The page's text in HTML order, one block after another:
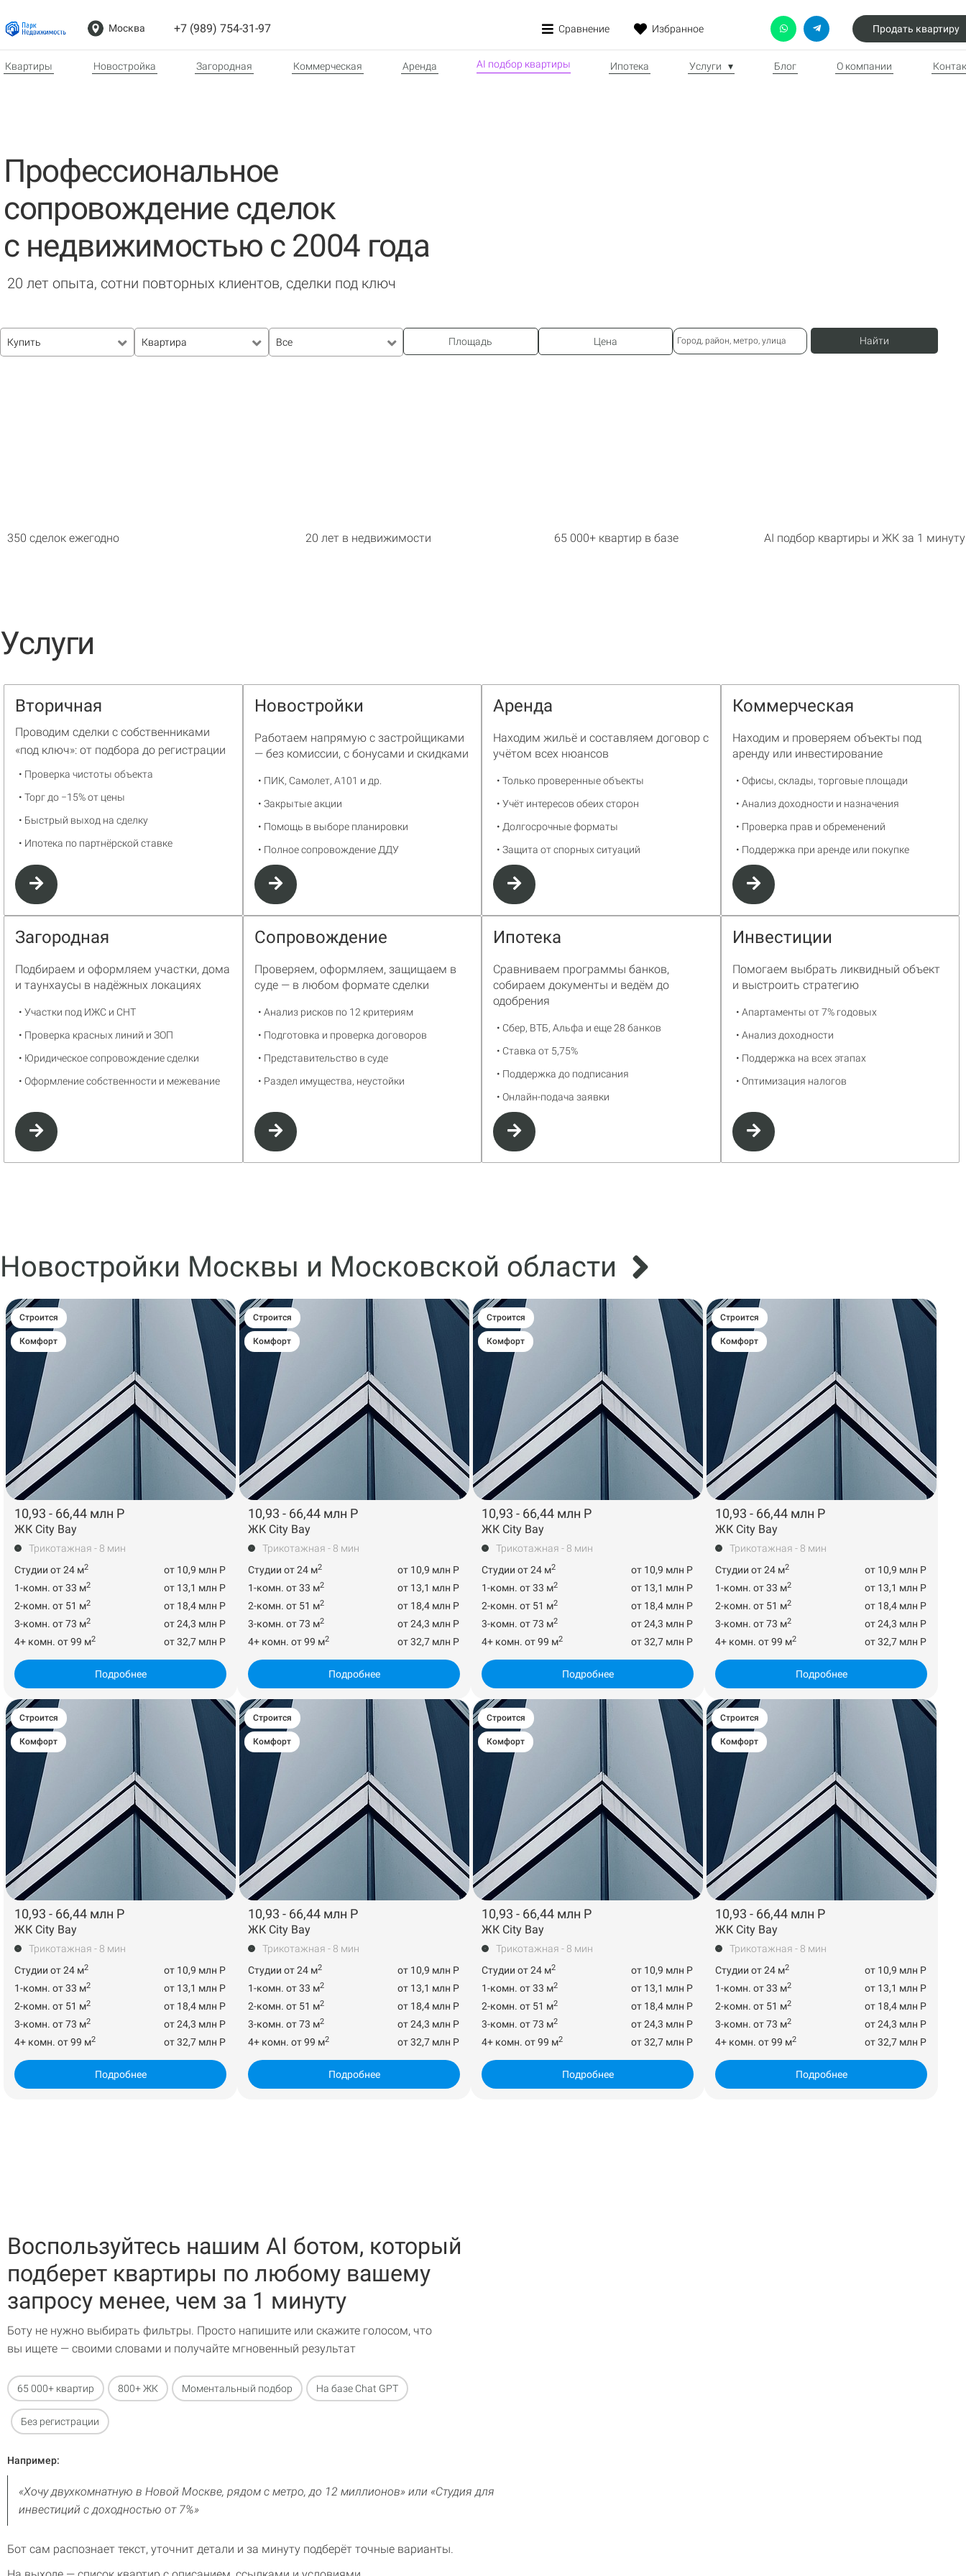
Москва +7 (989) 754-31-97 Сравнение Избранное Продать квартиру
Квартиры Новостройка Загородная Коммерческая Аренда AI подбор квартиры Ипотека Услуги ▾ Блог О компании
Профессиональное
сопровождение сделок
с недвижимостью с 2004 года
20 лет опыта, сотни повторных клиентов, сделки под ключ
Купить Квартира Все Площадь Цена Город, район, метро, улица Найти
350 сделок ежегодно 20 лет в недвижимости 65 000+ квартир в базе AI подбор квартиры и ЖК за 1 минуту
Услуги
Вторичная
Проводим сделки с собственниками
«под ключ»: от подбора до регистрации
• Проверка чистоты объекта
• Торг до −15% от цены
• Быстрый выход на сделку
• Ипотека по партнёрской ставке
Новостройки
Работаем напрямую с застройщиками
— без комиссии, с бонусами и скидками
• ПИК, Самолет, А101 и др.
• Закрытые акции
• Помощь в выборе планировки
• Полное сопровождение ДДУ
Аренда
Находим жильё и составляем договор с
учётом всех нюансов
• Только проверенные объекты
• Учёт интересов обеих сторон
• Долгосрочные форматы
• Защита от спорных ситуаций
Коммерческая
Находим и проверяем объекты под
аренду или инвестирование
• Офисы, склады, торговые площади
• Анализ доходности и назначения
• Проверка прав и обременений
• Поддержка при аренде или покупке
Загородная
Подбираем и оформляем участки, дома
и таунхаусы в надёжных локациях
• Участки под ИЖС и СНТ
• Проверка красных линий и ЗОП
• Юридическое сопровождение сделки
• Оформление собственности и межевание
Сопровождение
Проверяем, оформляем, защищаем в
суде — в любом формате сделки
• Анализ рисков по 12 критериям
• Подготовка и проверка договоров
• Представительство в суде
• Раздел имущества, неустойки
Ипотека
Сравниваем программы банков,
собираем документы и ведём до
одобрения
• Сбер, ВТБ, Альфа и еще 28 банков
• Ставка от 5,75%
• Поддержка до подписания
• Онлайн-подача заявки
Инвестиции
Помогаем выбрать ликвидный объект
и выстроить стратегию
• Апартаменты от 7% годовых
• Анализ доходности
• Поддержка на всех этапах
• Оптимизация налогов
Новостройки Москвы и Московской области
Строится
Комфорт
10,93 - 66,44 млн Р
ЖК City Bay
Трикотажная - 8 мин
Студии от 24 м2
от 10,9 млн Р
1-комн. от 33 м2
от 13,1 млн Р
2-комн. от 51 м2
от 18,4 млн Р
3-комн. от 73 м2
от 24,3 млн Р
4+ комн. от 99 м2 от 32,7 млн Р
Подробнее
Строится
Комфорт
10,93 - 66,44 млн Р
ЖК City Bay
Трикотажная - 8 мин
Студии от 24 м2
от 10,9 млн Р
1-комн. от 33 м2
от 13,1 млн Р
2-комн. от 51 м2
от 18,4 млн Р
3-комн. от 73 м2
от 24,3 млн Р
4+ комн. от 99 м2 от 32,7 млн Р
Подробнее
Строится
Комфорт
10,93 - 66,44 млн Р
ЖК City Bay
Трикотажная - 8 мин
Студии от 24 м2
от 10,9 млн Р
1-комн. от 33 м2
от 13,1 млн Р
2-комн. от 51 м2
от 18,4 млн Р
3-комн. от 73 м2
от 24,3 млн Р
4+ комн. от 99 м2 от 32,7 млн Р
Подробнее
Строится
Комфорт
10,93 - 66,44 млн Р
ЖК City Bay
Трикотажная - 8 мин
Студии от 24 м2
от 10,9 млн Р
1-комн. от 33 м2
от 13,1 млн Р
2-комн. от 51 м2
от 18,4 млн Р
3-комн. от 73 м2
от 24,3 млн Р
4+ комн. от 99 м2 от 32,7 млн Р
Подробнее
Строится
Комфорт
10,93 - 66,44 млн Р
ЖК City Bay
Трикотажная - 8 мин
Студии от 24 м2
от 10,9 млн Р
1-комн. от 33 м2
от 13,1 млн Р
2-комн. от 51 м2
от 18,4 млн Р
3-комн. от 73 м2
от 24,3 млн Р
4+ комн. от 99 м2 от 32,7 млн Р
Подробнее
Строится
Комфорт
10,93 - 66,44 млн Р
ЖК City Bay
Трикотажная - 8 мин
Студии от 24 м2
от 10,9 млн Р
1-комн. от 33 м2
от 13,1 млн Р
2-комн. от 51 м2
от 18,4 млн Р
3-комн. от 73 м2
от 24,3 млн Р
4+ комн. от 99 м2 от 32,7 млн Р
Подробнее
Строится
Комфорт
10,93 - 66,44 млн Р
ЖК City Bay
Трикотажная - 8 мин
Студии от 24 м2
от 10,9 млн Р
1-комн. от 33 м2
от 13,1 млн Р
2-комн. от 51 м2
от 18,4 млн Р
3-комн. от 73 м2
от 24,3 млн Р
4+ комн. от 99 м2 от 32,7 млн Р
Подробнее
Строится
Комфорт
10,93 - 66,44 млн Р
ЖК City Bay
Трикотажная - 8 мин
Студии от 24 м2
от 10,9 млн Р
1-комн. от 33 м2
от 13,1 млн Р
2-комн. от 51 м2
от 18,4 млн Р
3-комн. от 73 м2
от 24,3 млн Р
4+ комн. от 99 м2 от 32,7 млн Р
Подробнее
Воспользуйтесь нашим AI ботом, который
подберет квартиры по любому вашему
запросу менее, чем за 1 минуту
Боту не нужно выбирать фильтры. Просто напишите или скажите голосом, что
вы ищете — своими словами и получайте мгновенный результат
65 000+ квартир 800+ ЖК Моментальный подбор На базе Chat GPT
Без регистрации
Например:
«Хочу двухкомнатную в Новой Москве, рядом с метро, до 12 миллионов» или «Студия для
инвестиций с доходностью от 7%»
Бот сам распознает текст, уточнит детали и за минуту подберёт точные варианты.